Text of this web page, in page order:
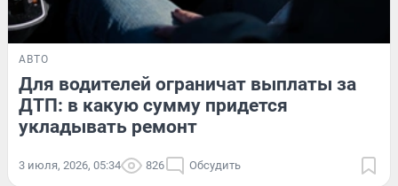
АВТО
Для водителей ограничат выплаты за
ДТП: в какую сумму придется
укладывать ремонт
3 июля, 2026, 05:34 826 Обсудить